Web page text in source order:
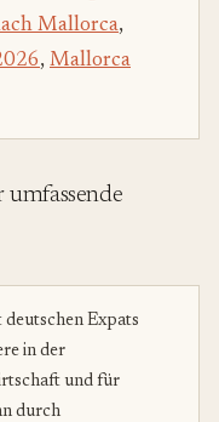
Mallorca,
, Mallorca
Expats
in der
und für
durch